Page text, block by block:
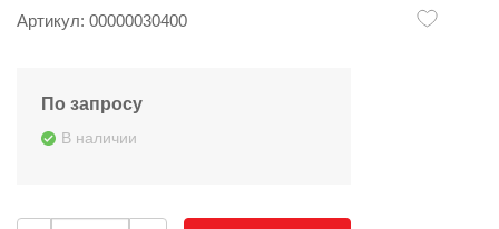
Артикул: 00000030400
По запросу
В наличии